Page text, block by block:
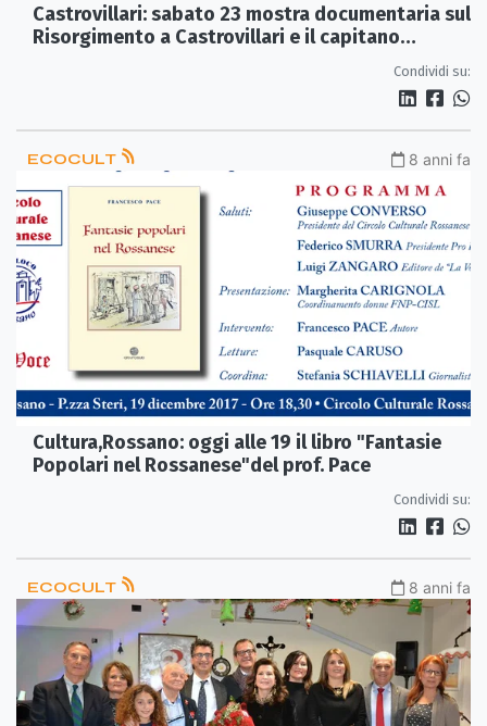
Castrovillari: sabato 23 mostra documentaria sul
Risorgimento a Castrovillari e il capitano
Condividi su:
ECOCULT 8 anni fa
Cultura,Rossano: oggi alle 19 il libro "Fantasie
Popolari nel Rossanese"del prof. Pace
Condividi su:
ECOCULT 8 anni fa